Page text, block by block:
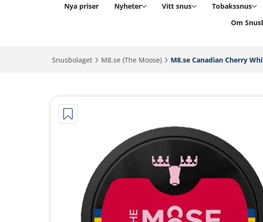
Nya priser Nyheter Vitt snus Tobakssnus
Om
Snusbolaget‎ M8.se (The Moose)‎ M8.se Canadian Cherry